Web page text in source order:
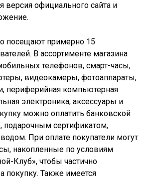
версия официального сайта и
посещают примерно 15
В ассортименте магазина
телефонов, смарт-часы,
видеокамеры, фотоаппараты,
периферийная компьютерная
электроника, аксессуары и
можно оплатить банковской
подарочным сертификатом,
При оплате покупатели могут
накопленные по условиям
Клуб», чтобы частично
покупку. Также имеется